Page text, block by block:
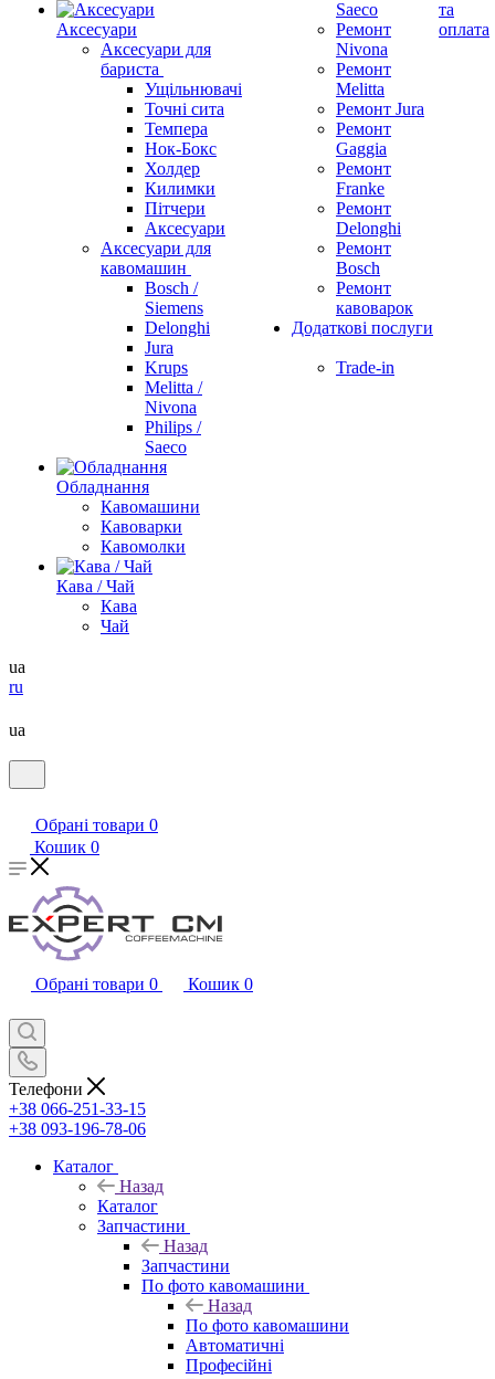
Аксесуари
Аксесуари для
бариста
Ущільнювачі
Точні сита
Темпера
Нок-Бокс
Холдер
Килимки
Пітчери
Аксесуари
Аксесуари для
кавомашин
Bosch /
Siemens
Delonghi
Jura
Krups
Melitta /
Nivona
Philips /
Saeco
Обладнання
Кавомашини
Кавоварки
Кавомолки
Кава / Чай
Кава
Чай
Saeco
Ремонт
Nivona
Ремонт
Melitta
Ремонт Jura
Ремонт
Gaggia
Ремонт
Franke
Ремонт
Delonghi
Ремонт
Bosch
Ремонт
кавоварок
Додаткові послуги
Trade-in
та
оплата
ua
ru
ua
Обрані товари 0
Кошик 0
Обрані товари 0 Кошик 0
Телефони
+38 066-251-33-15
+38 093-196-78-06
Каталог
Назад
Каталог
Запчастини
Назад
Запчастини
По фото кавомашини
Назад
По фото кавомашини
Автоматичні
Професійні